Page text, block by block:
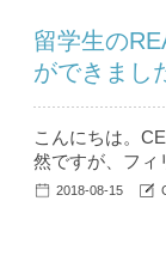
留学生の
ができまし
こんにちは。
然ですが、フィ
ージしますか？
2018-08-15